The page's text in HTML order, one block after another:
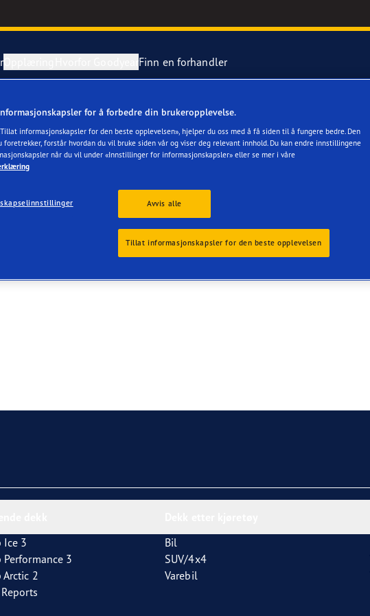
Opplæring
på dekkene
punktering
Hvorfor Goodyear
F1 Asymmetric 6
Arctic 2
Performance 3
Finn en forhandler
ØKERN AS
Ice 3
Performance 3
Arctic 2
Bil
SUV/4x4
Varebil
for å forbedre din brukeropplevelse.
informasjonskapsler for den beste opplevelsen», hjelper du oss med å få siden til å fungere bedre. Den
foretrekker, forstår hvordan du vil bruke siden vår og viser deg relevant innhold. Du kan endre innstillingene
når du vil under «Innstillinger for informasjonskapsler» eller se mer i våre
Avvis alle
Tillat informasjonskapsler for den beste opplevelsen